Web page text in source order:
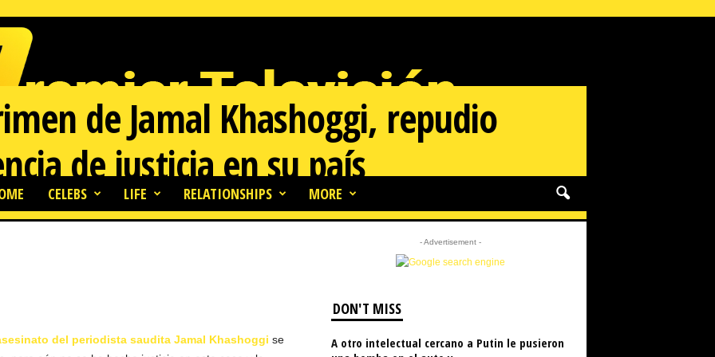
CELEBS LIFE RELATIONSHIPS MORE
de Jamal Khashoggi, repudio
de justicia en su país
65 0
del periodista saudita Jamal Khashoggi se
- Advertisement -
DON'T MISS
A otro intelectual cercano a Putin le pusieron